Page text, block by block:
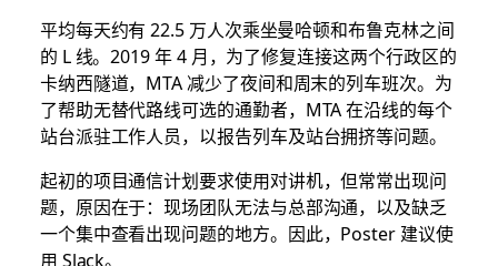
平均每天约有 22.5 万人次乘坐曼哈顿和布鲁克林之间
的 L 线。2019 年 4 月，为了修复连接这两个行政区的
卡纳西隧道，MTA 减少了夜间和周末的列车班次。为
了帮助无替代路线可选的通勤者，MTA 在沿线的每个
站台派驻工作人员，以报告列车及站台拥挤等问题。
起初的项目通信计划要求使用对讲机，但常常出现问
题，原因在于：现场团队无法与总部沟通，以及缺乏
一个集中查看出现问题的地方。因此，Poster 建议使
用 Slack。